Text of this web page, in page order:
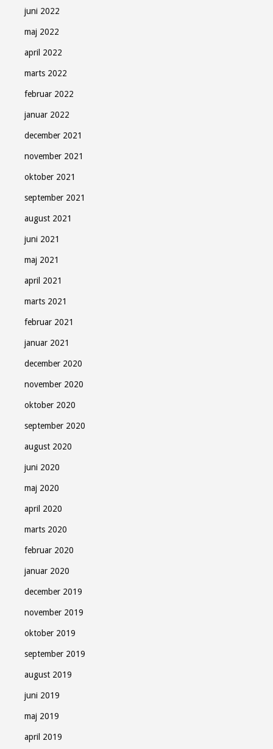
juni 2022
maj 2022
april 2022
marts 2022
februar 2022
januar 2022
december 2021
november 2021
oktober 2021
september 2021
august 2021
juni 2021
maj 2021
april 2021
marts 2021
februar 2021
januar 2021
december 2020
november 2020
oktober 2020
september 2020
august 2020
juni 2020
maj 2020
april 2020
marts 2020
februar 2020
januar 2020
december 2019
november 2019
oktober 2019
september 2019
august 2019
juni 2019
maj 2019
april 2019